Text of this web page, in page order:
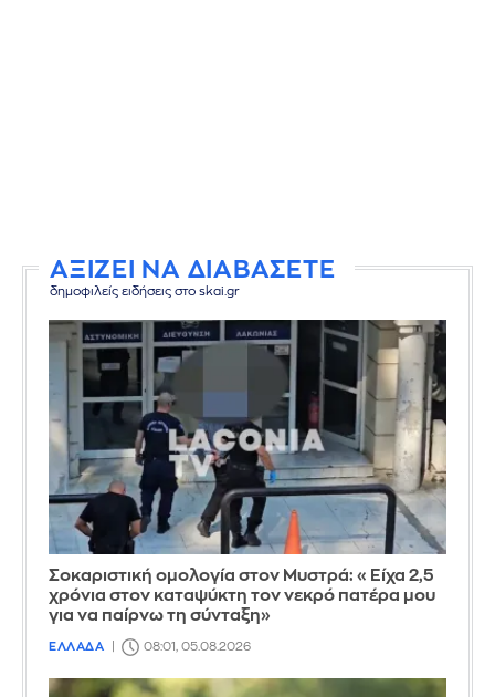
ΑΞΙΖΕΙ ΝΑ ΔΙΑΒΑΣΕΤΕ
δημοφιλείς ειδήσεις στο skai.gr
Σοκαριστική ομολογία στον Μυστρά: «Είχα 2,5
χρόνια στον καταψύκτη τον νεκρό πατέρα μου
για να παίρνω τη σύνταξη»
ΕΛΛΑΔΑ 08:01, 05.08.2026